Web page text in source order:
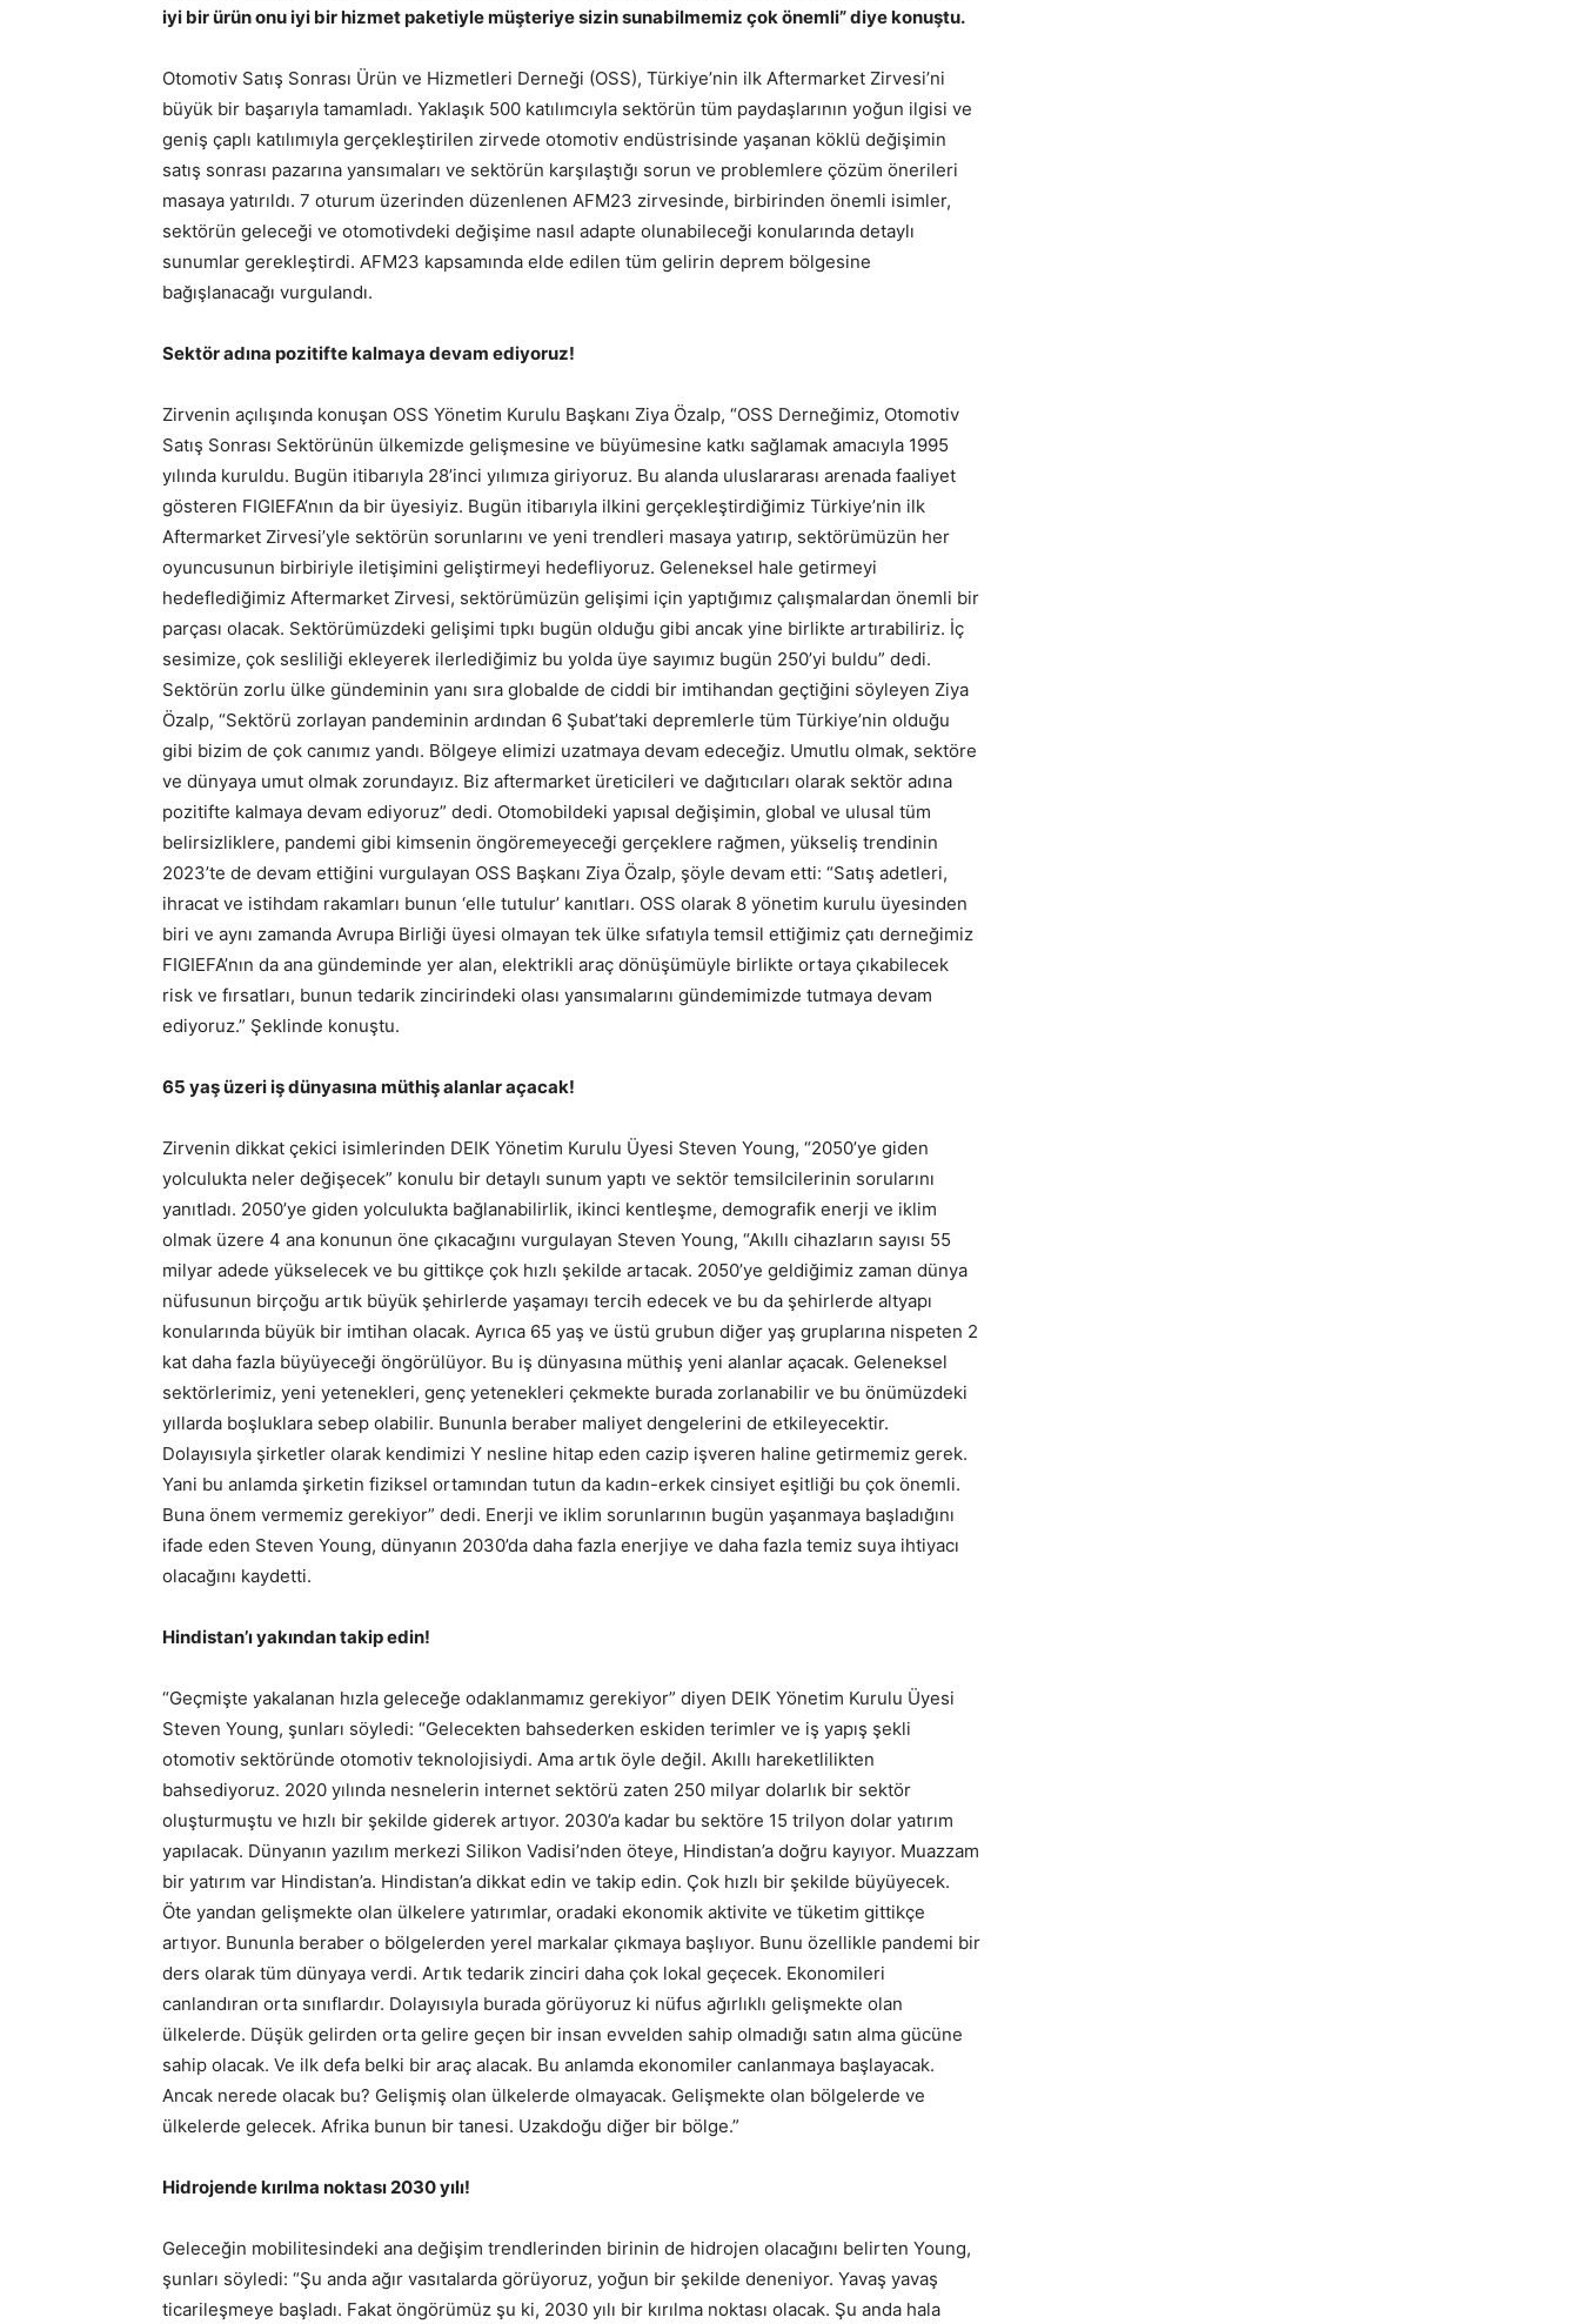
iyi bir ürün onu iyi bir hizmet paketiyle müşteriye sizin sunabilmemiz çok önemli” diye konuştu.
Otomotiv Satış Sonrası Ürün ve Hizmetleri Derneği (OSS), Türkiye’nin ilk Aftermarket Zirvesi’ni
büyük bir başarıyla tamamladı. Yaklaşık 500 katılımcıyla sektörün tüm paydaşlarının yoğun ilgisi ve
geniş çaplı katılımıyla gerçekleştirilen zirvede otomotiv endüstrisinde yaşanan köklü değişimin
satış sonrası pazarına yansımaları ve sektörün karşılaştığı sorun ve problemlere çözüm önerileri
masaya yatırıldı. 7 oturum üzerinden düzenlenen AFM23 zirvesinde, birbirinden önemli isimler,
sektörün geleceği ve otomotivdeki değişime nasıl adapte olunabileceği konularında detaylı
sunumlar gerekleştirdi. AFM23 kapsamında elde edilen tüm gelirin deprem bölgesine
bağışlanacağı vurgulandı.
Sektör adına pozitifte kalmaya devam ediyoruz!
Zirvenin açılışında konuşan OSS Yönetim Kurulu Başkanı Ziya Özalp, “OSS Derneğimiz, Otomotiv
Satış Sonrası Sektörünün ülkemizde gelişmesine ve büyümesine katkı sağlamak amacıyla 1995
yılında kuruldu. Bugün itibarıyla 28’inci yılımıza giriyoruz. Bu alanda uluslararası arenada faaliyet
gösteren FIGIEFA’nın da bir üyesiyiz. Bugün itibarıyla ilkini gerçekleştirdiğimiz Türkiye’nin ilk
Aftermarket Zirvesi’yle sektörün sorunlarını ve yeni trendleri masaya yatırıp, sektörümüzün her
oyuncusunun birbiriyle iletişimini geliştirmeyi hedefliyoruz. Geleneksel hale getirmeyi
hedeflediğimiz Aftermarket Zirvesi, sektörümüzün gelişimi için yaptığımız çalışmalardan önemli bir
parçası olacak. Sektörümüzdeki gelişimi tıpkı bugün olduğu gibi ancak yine birlikte artırabiliriz. İç
sesimize, çok sesliliği ekleyerek ilerlediğimiz bu yolda üye sayımız bugün 250’yi buldu” dedi.
Sektörün zorlu ülke gündeminin yanı sıra globalde de ciddi bir imtihandan geçtiğini söyleyen Ziya
Özalp, “Sektörü zorlayan pandeminin ardından 6 Şubat’taki depremlerle tüm Türkiye’nin olduğu
gibi bizim de çok canımız yandı. Bölgeye elimizi uzatmaya devam edeceğiz. Umutlu olmak, sektöre
ve dünyaya umut olmak zorundayız. Biz aftermarket üreticileri ve dağıtıcıları olarak sektör adına
pozitifte kalmaya devam ediyoruz” dedi. Otomobildeki yapısal değişimin, global ve ulusal tüm
belirsizliklere, pandemi gibi kimsenin öngöremeyeceği gerçeklere rağmen, yükseliş trendinin
2023’te de devam ettiğini vurgulayan OSS Başkanı Ziya Özalp, şöyle devam etti: “Satış adetleri,
ihracat ve istihdam rakamları bunun ‘elle tutulur’ kanıtları. OSS olarak 8 yönetim kurulu üyesinden
biri ve aynı zamanda Avrupa Birliği üyesi olmayan tek ülke sıfatıyla temsil ettiğimiz çatı derneğimiz
FIGIEFA’nın da ana gündeminde yer alan, elektrikli araç dönüşümüyle birlikte ortaya çıkabilecek
risk ve fırsatları, bunun tedarik zincirindeki olası yansımalarını gündemimizde tutmaya devam
ediyoruz.” Şeklinde konuştu.
65 yaş üzeri iş dünyasına müthiş alanlar açacak!
Zirvenin dikkat çekici isimlerinden DEIK Yönetim Kurulu Üyesi Steven Young, “2050’ye giden
yolculukta neler değişecek” konulu bir detaylı sunum yaptı ve sektör temsilcilerinin sorularını
yanıtladı. 2050’ye giden yolculukta bağlanabilirlik, ikinci kentleşme, demografik enerji ve iklim
olmak üzere 4 ana konunun öne çıkacağını vurgulayan Steven Young, “Akıllı cihazların sayısı 55
milyar adede yükselecek ve bu gittikçe çok hızlı şekilde artacak. 2050’ye geldiğimiz zaman dünya
nüfusunun birçoğu artık büyük şehirlerde yaşamayı tercih edecek ve bu da şehirlerde altyapı
konularında büyük bir imtihan olacak. Ayrıca 65 yaş ve üstü grubun diğer yaş gruplarına nispeten 2
kat daha fazla büyüyeceği öngörülüyor. Bu iş dünyasına müthiş yeni alanlar açacak. Geleneksel
sektörlerimiz, yeni yetenekleri, genç yetenekleri çekmekte burada zorlanabilir ve bu önümüzdeki
yıllarda boşluklara sebep olabilir. Bununla beraber maliyet dengelerini de etkileyecektir.
Dolayısıyla şirketler olarak kendimizi Y nesline hitap eden cazip işveren haline getirmemiz gerek.
Yani bu anlamda şirketin fiziksel ortamından tutun da kadın-erkek cinsiyet eşitliği bu çok önemli.
Buna önem vermemiz gerekiyor” dedi. Enerji ve iklim sorunlarının bugün yaşanmaya başladığını
ifade eden Steven Young, dünyanın 2030’da daha fazla enerjiye ve daha fazla temiz suya ihtiyacı
olacağını kaydetti.
Hindistan’ı yakından takip edin!
“Geçmişte yakalanan hızla geleceğe odaklanmamız gerekiyor” diyen DEIK Yönetim Kurulu Üyesi
Steven Young, şunları söyledi: “Gelecekten bahsederken eskiden terimler ve iş yapış şekli
otomotiv sektöründe otomotiv teknolojisiydi. Ama artık öyle değil. Akıllı hareketlilikten
bahsediyoruz. 2020 yılında nesnelerin internet sektörü zaten 250 milyar dolarlık bir sektör
oluşturmuştu ve hızlı bir şekilde giderek artıyor. 2030’a kadar bu sektöre 15 trilyon dolar yatırım
yapılacak. Dünyanın yazılım merkezi Silikon Vadisi’nden öteye, Hindistan’a doğru kayıyor. Muazzam
bir yatırım var Hindistan’a. Hindistan’a dikkat edin ve takip edin. Çok hızlı bir şekilde büyüyecek.
Öte yandan gelişmekte olan ülkelere yatırımlar, oradaki ekonomik aktivite ve tüketim gittikçe
artıyor. Bununla beraber o bölgelerden yerel markalar çıkmaya başlıyor. Bunu özellikle pandemi bir
ders olarak tüm dünyaya verdi. Artık tedarik zinciri daha çok lokal geçecek. Ekonomileri
canlandıran orta sınıflardır. Dolayısıyla burada görüyoruz ki nüfus ağırlıklı gelişmekte olan
ülkelerde. Düşük gelirden orta gelire geçen bir insan evvelden sahip olmadığı satın alma gücüne
sahip olacak. Ve ilk defa belki bir araç alacak. Bu anlamda ekonomiler canlanmaya başlayacak.
Ancak nerede olacak bu? Gelişmiş olan ülkelerde olmayacak. Gelişmekte olan bölgelerde ve
ülkelerde gelecek. Afrika bunun bir tanesi. Uzakdoğu diğer bir bölge.”
Hidrojende kırılma noktası 2030 yılı!
Geleceğin mobilitesindeki ana değişim trendlerinden birinin de hidrojen olacağını belirten Young,
şunları söyledi: “Şu anda ağır vasıtalarda görüyoruz, yoğun bir şekilde deneniyor. Yavaş yavaş
ticarileşmeye başladı. Fakat öngörümüz şu ki, 2030 yılı bir kırılma noktası olacak. Şu anda hala